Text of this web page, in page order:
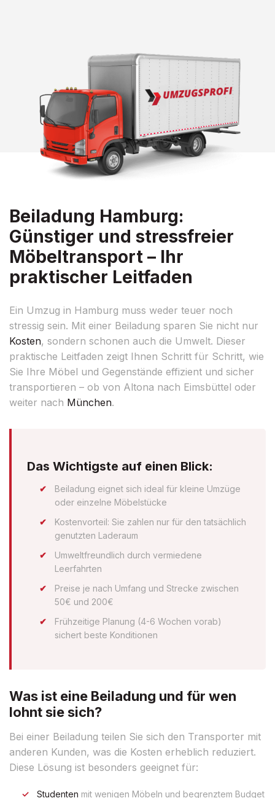
Beiladung Hamburg:
Günstiger und stressfreier
Möbeltransport – Ihr
praktischer Leitfaden
Ein Umzug in Hamburg muss weder teuer noch
stressig sein. Mit einer Beiladung sparen Sie nicht nur
Kosten, sondern schonen auch die Umwelt. Dieser
praktische Leitfaden zeigt Ihnen Schritt für Schritt, wie
Sie Ihre Möbel und Gegenstände effizient und sicher
transportieren – ob von Altona nach Eimsbüttel oder
weiter nach München.
Das Wichtigste auf einen Blick:
Beiladung eignet sich ideal für kleine Umzüge
oder einzelne Möbelstücke
Kostenvorteil: Sie zahlen nur für den tatsächlich
genutzten Laderaum
Umweltfreundlich durch vermiedene
Leerfahrten
Preise je nach Umfang und Strecke zwischen
50€ und 200€
Frühzeitige Planung (4-6 Wochen vorab)
sichert beste Konditionen
Was ist eine Beiladung und für wen
lohnt sie sich?
Bei einer Beiladung teilen Sie sich den Transporter mit
anderen Kunden, was die Kosten erheblich reduziert.
Diese Lösung ist besonders geeignet für:
Studenten mit wenigen Möbeln und begrenztem Budget